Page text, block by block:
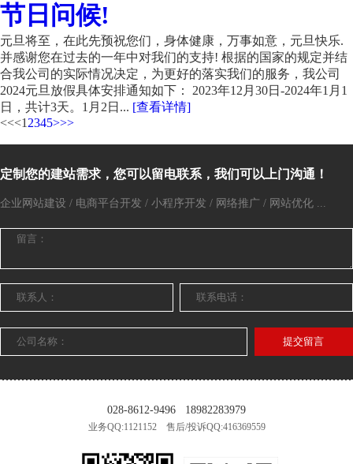
节日问候!
元旦将至，在此先预祝您们，身体健康，万事如意，元旦快乐.
并感谢您在过去的一年中对我们的支持! 根据的国家的规定并结
合我公司的实际情况决定，为更好的落实我们的服务，我公司
2024元旦放假具体安排通知如下： 2023年12月30日-2024年1月1
日，共计3天。1月2日... [查看详情]
<<<1 2345>>>
定制您的建站需求，您可以留电联系，我们可以上门沟通！
企业网站建设 / 电商平台开发 / 小程序开发 / 网络推广 / 网站优化 ...
提交留言
028-8612-9496 18982283979
业务QQ:1121152 售后/投诉QQ:416369559